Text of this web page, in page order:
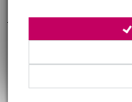
Accessoires (21)